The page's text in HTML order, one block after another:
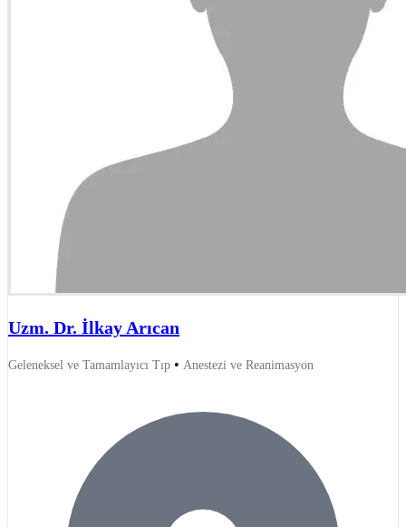
Uzm. Dr. İlkay Arıcan
Geleneksel ve Tamamlayıcı Tıp • Anestezi ve Reanimasyon